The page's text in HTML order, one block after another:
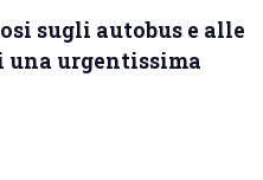
sugli autobus e alle
una urgentissima